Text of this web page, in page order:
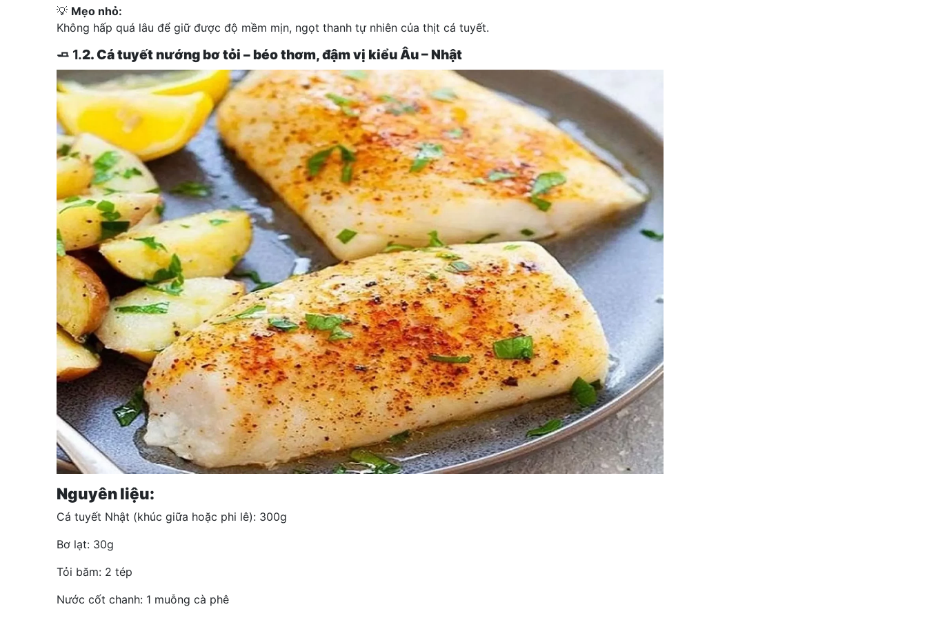
💡 Mẹo nhỏ:
Không hấp quá lâu để giữ được độ mềm mịn, ngọt thanh tự nhiên của thịt cá tuyết.
🧈 1.2. Cá tuyết nướng bơ tỏi – béo thơm, đậm vị kiểu Âu – Nhật
Nguyên liệu:
Cá tuyết Nhật (khúc giữa hoặc phi lê): 300g
Bơ lạt: 30g
Tỏi băm: 2 tép
Nước cốt chanh: 1 muỗng cà phê